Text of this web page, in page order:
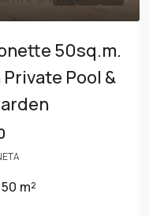
50sq.m.
Pool &
50 m²